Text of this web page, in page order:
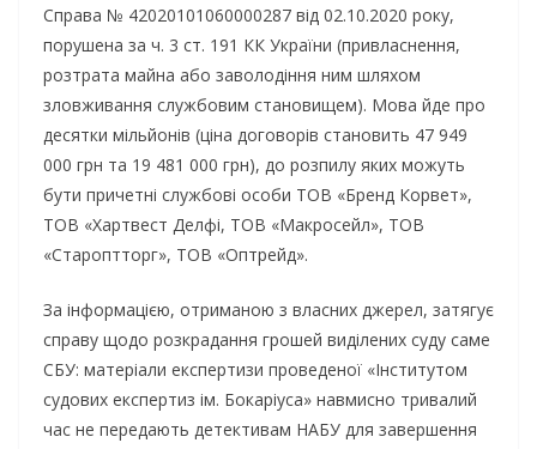
Справа № 42020101060000287 від 02.10.2020 року,
порушена за ч. 3 ст. 191 КК України (привласнення,
розтрата майна або заволодіння ним шляхом
зловживання службовим становищем). Мова йде про
десятки мільйонів (ціна договорів становить 47 949
000 грн та 19 481 000 грн), до розпилу яких можуть
бути причетні службові особи ТОВ «Бренд Корвет»,
ТОВ «Хартвест Делфі, ТОВ «Макросейл», ТОВ
«Староптторг», ТОВ «Оптрейд».
За інформацією, отриманою з власних джерел, затягує
справу щодо розкрадання грошей виділених суду саме
СБУ: матеріали експертизи проведеної «Інститутом
судових експертиз ім. Бокаріуса» навмисно тривалий
час не передають детективам НАБУ для завершення